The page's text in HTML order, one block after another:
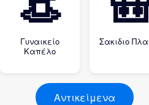
Γυναικείο
Καπέλο
Σακιδιο
Αντικείμενα